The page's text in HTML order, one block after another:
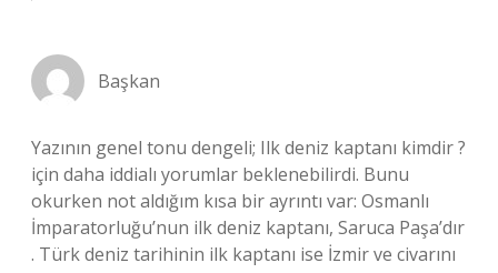
Başkan
Yazının genel tonu dengeli; Ilk deniz kaptanı kimdir ?
için daha iddialı yorumlar beklenebilirdi. Bunu
okurken not aldığım kısa bir ayrıntı var: Osmanlı
İmparatorluğu’nun ilk deniz kaptanı, Saruca Paşa’dır
. Türk deniz tarihinin ilk kaptanı ise İzmir ve civarını